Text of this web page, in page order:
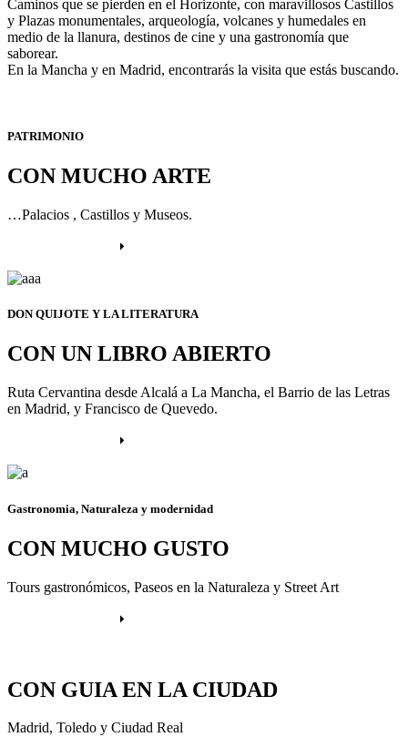
Caminos que se pierden en el Horizonte, con maravillosos Castillos
y Plazas monumentales, arqueología, volcanes y humedales en
medio de la llanura, destinos de cine y una gastronomía que
saborear.
En la Mancha y en Madrid, encontrarás la visita que estás buscando.
PATRIMONIO
CON MUCHO ARTE
…Palacios , Castillos y Museos.
DON QUIJOTE Y LA LITERATURA
CON UN LIBRO ABIERTO
Ruta Cervantina desde Alcalá a La Mancha, el Barrio de las Letras
en Madrid, y Francisco de Quevedo.
Gastronomia, Naturaleza y modernidad
CON MUCHO GUSTO
Tours gastronómicos, Paseos en la Naturaleza y Street Art
CON GUIA EN LA CIUDAD
Madrid, Toledo y Ciudad Real